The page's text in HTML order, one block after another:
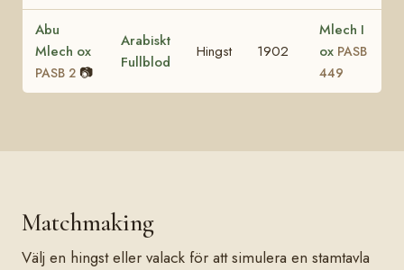
Abu
Mlech ox
PASB 2 📷
Arabiskt
Fullblod
Hingst 1902
Mlech I
ox PASB
449
Matchmaking
Välj en hingst eller valack för att simulera en stamtavla